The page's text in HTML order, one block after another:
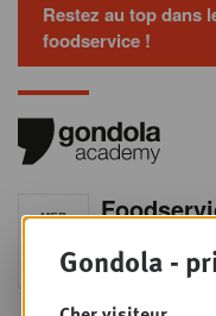
Restez au top dans
foodservice !
MER
SEPT
Intro to
Gondola -